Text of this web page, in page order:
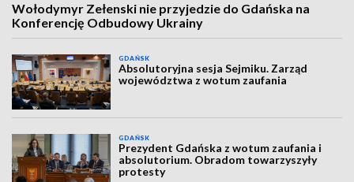
Wołodymyr Zełenski nie przyjedzie do Gdańska na
Konferencję Odbudowy Ukrainy
GDAŃSK
Absolutoryjna sesja Sejmiku. Zarząd
województwa z wotum zaufania
GDAŃSK
Prezydent Gdańska z wotum zaufania i
absolutorium. Obradom towarzyszyły
protesty